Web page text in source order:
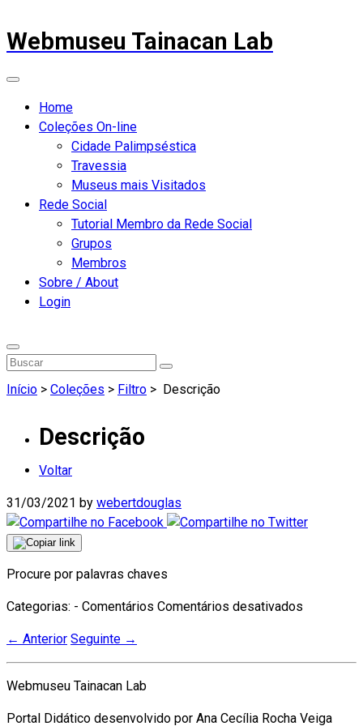
Webmuseu Tainacan Lab
Home
Coleções On-line
Cidade Palimpséstica
Travessia
Museus mais Visitados
Rede Social
Tutorial Membro da Rede Social
Grupos
Membros
Sobre / About
Login
Início > Coleções > Filtro > Descrição
Descrição
Voltar
31/03/2021 by webertdouglas
Procure por palavras chaves
Categorias: - Comentários Comentários desativados
← Anterior Seguinte →
Webmuseu Tainacan Lab
Portal Didático desenvolvido por Ana Cecília Rocha Veiga